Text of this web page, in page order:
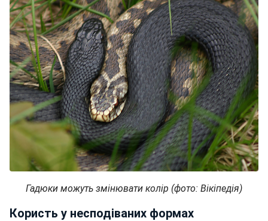
Гадюки можуть змінювати колір (фото: Вікіпедія)
Користь у несподіваних формах